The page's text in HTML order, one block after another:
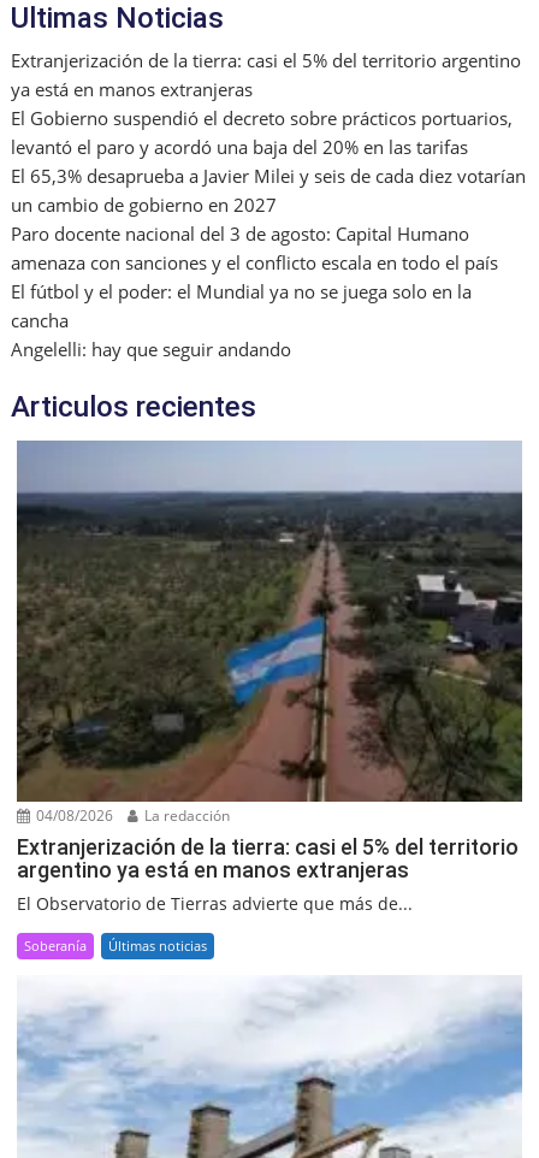
k
Ultimas Noticias
Extranjerización de la tierra: casi el 5% del territorio argentino
ya está en manos extranjeras
El Gobierno suspendió el decreto sobre prácticos portuarios,
levantó el paro y acordó una baja del 20% en las tarifas
El 65,3% desaprueba a Javier Milei y seis de cada diez votarían
un cambio de gobierno en 2027
Paro docente nacional del 3 de agosto: Capital Humano
amenaza con sanciones y el conflicto escala en todo el país
El fútbol y el poder: el Mundial ya no se juega solo en la
cancha
Angelelli: hay que seguir andando
Articulos recientes
04/08/2026 La redacción
Extranjerización de la tierra: casi el 5% del territorio
argentino ya está en manos extranjeras
El Observatorio de Tierras advierte que más de...
Soberanía Últimas noticias